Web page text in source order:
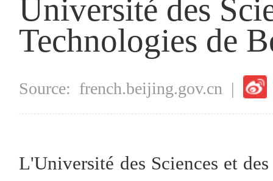
Université des
Technologies de
Source: french.beijing.gov.cn |
L'Université des Sciences et